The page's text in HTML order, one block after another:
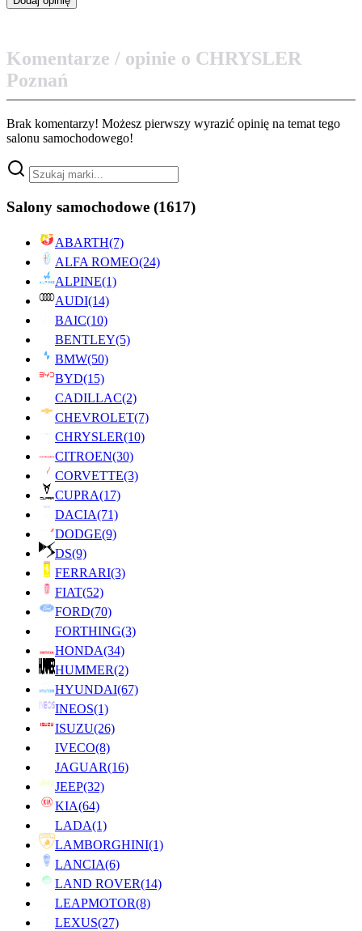
Komentarze / opinie o CHRYSLER
Poznań
Brak komentarzy! Możesz pierwszy wyrazić opinię na temat tego
salonu samochodowego!
Salony samochodowe (1617)
ABARTH(7)
ALFA ROMEO(24)
ALPINE(1)
AUDI(14)
BAIC(10)
BENTLEY(5)
BMW(50)
BYD(15)
CADILLAC(2)
CHEVROLET(7)
CHRYSLER(10)
CITROEN(30)
CORVETTE(3)
CUPRA(17)
DACIA(71)
DODGE(9)
DS(9)
FERRARI(3)
FIAT(52)
FORD(70)
FORTHING(3)
HONDA(34)
HUMMER(2)
HYUNDAI(67)
INEOS(1)
ISUZU(26)
IVECO(8)
JAGUAR(16)
JEEP(32)
KIA(64)
LADA(1)
LAMBORGHINI(1)
LANCIA(6)
LAND ROVER(14)
LEAPMOTOR(8)
LEXUS(27)